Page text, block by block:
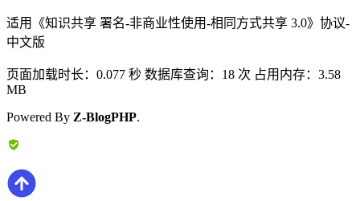
适用《知识共享 署名-非商业性使用-相同方式共享 3.0》协议-
中文版
页面加载时长：0.077 秒 数据库查询：18 次 占用内存：3.58
MB
Powered By Z-BlogPHP.